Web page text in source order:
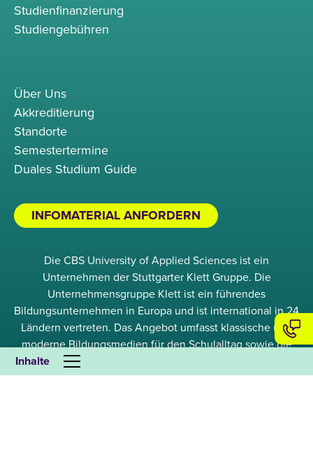
Inhalte
Studienfinanzierung
Studiengebühren
Über Uns
Akkreditierung
Standorte
Semestertermine
Duales Studium Guide
INFOMATERIAL ANFORDERN
Die CBS University of Applied Sciences ist ein
Unternehmen der Stuttgarter Klett Gruppe. Die
Unternehmensgruppe Klett ist ein führendes
Bildungsunternehmen in Europa und ist international in 24
Ländern vertreten. Das Angebot umfasst klassische und
moderne Bildungsmedien für den Schulalltag sowie die
Unterrichtsvorbereitung, Fachliteratur und schöne
Literatur. Darüber hinaus betreibt die Klett Gruppe